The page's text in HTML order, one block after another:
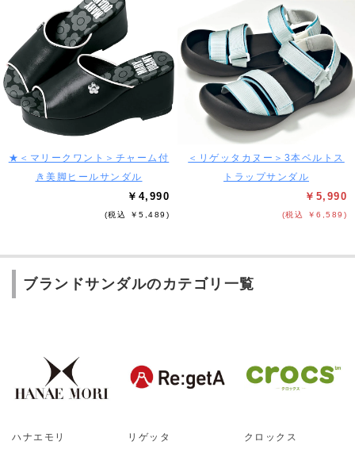
★＜マリークワント＞チャーム付
き美脚ヒールサンダル
￥4,990
(税込 ￥5,489)
＜リゲッタカヌー＞3本ベルトス
トラップサンダル
￥5,990
(税込 ￥6,589)
ブランドサンダルのカテゴリ一覧
ハナエモリ リゲッタ クロックス